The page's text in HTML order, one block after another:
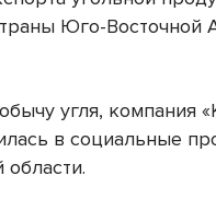
Юго-Восточной
угля, компания
в социальные